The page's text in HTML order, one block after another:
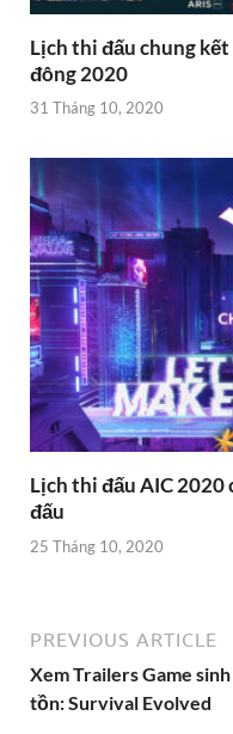
Lịch thi đấu chung
đông 2020
31 Tháng 10, 2020
Lịch thi đấu AIC
đấu
25 Tháng 10, 2020
PREVIOUS ARTICLE
Xem Trailers Game sinh
tồn: Survival Evolved